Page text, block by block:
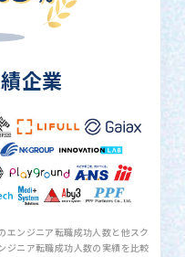
企業
ンジニア転職成功人数と他スク
ジニア転職成功人数の実績を比較